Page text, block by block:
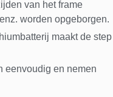
van het frame
worden opgeborgen.
maakt de step
eenvoudig en nemen